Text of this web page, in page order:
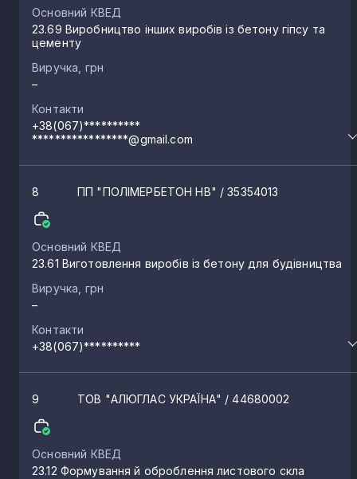
Основний КВЕД
23.69 Виробництво інших виробів із бетону гіпсу та
цементу
Виручка, грн
–
Контакти
+38(067)**********
*****************@gmail.com
8 ПП "ПОЛІМЕРБЕТОН НВ" / 35354013
Основний КВЕД
23.61 Виготовлення виробів із бетону для будівництва
Виручка, грн
–
Контакти
+38(067)**********
9 ТОВ "АЛЮГЛАС УКРАЇНА" / 44680002
Основний КВЕД
23.12 Формування й оброблення листового скла